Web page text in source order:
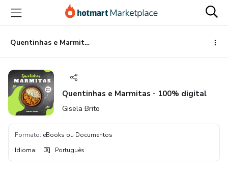
para
conteúdo
principal
para
pagamento
para
rodapé
Quentinhas e Marmitas - 100% digital
Quentinhas e Marmitas - 100% digital
Gisela Brito
Formato: eBooks ou Documentos
Idioma: Português